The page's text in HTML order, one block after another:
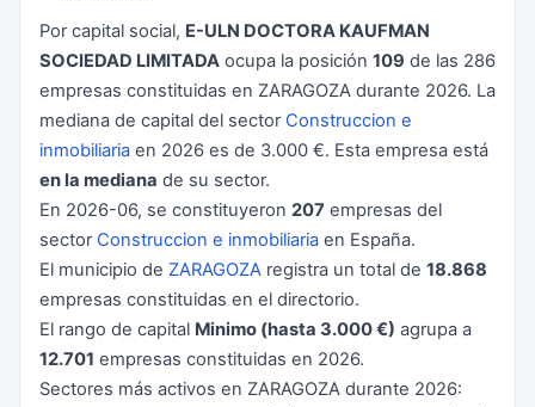
Por capital social, E-ULN DOCTORA KAUFMAN
SOCIEDAD LIMITADA ocupa la posición 109 de las 286
empresas constituidas en ZARAGOZA durante 2026. La
mediana de capital del sector Construccion e
inmobiliaria en 2026 es de 3.000 €. Esta empresa está
en la mediana de su sector.
En 2026-06, se constituyeron 207 empresas del
sector Construccion e inmobiliaria en España.
El municipio de ZARAGOZA registra un total de 18.868
empresas constituidas en el directorio.
El rango de capital Minimo (hasta 3.000 €) agrupa a
12.701 empresas constituidas en 2026.
Sectores más activos en ZARAGOZA durante 2026: